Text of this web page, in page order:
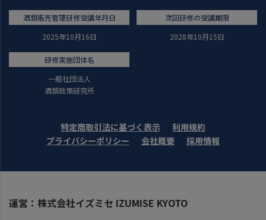
酒類販売管理研修受講年月日
2025年10月16日
次回研修の受講期限
2028年10月15日
研修実施団体名
一般社団法人
酒類政策研究所
特定商取引法に基づく表示
利用規約
プライバシーポリシー
会社概要 採用情報
運営：株式会社イズミセ IZUMISE KYOTO